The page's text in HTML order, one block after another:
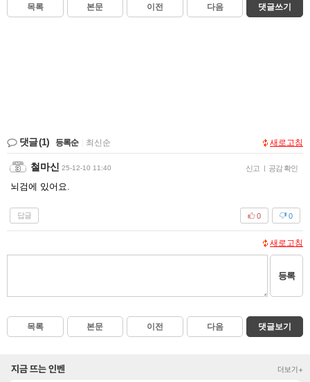
목록 본문 이전 다음 댓글쓰기
댓글(1) 등록순 최신순 새로고침
철마신 25-12-10 11:40 신고 | 공감 확인
뇌검에 있어요.
답글 0
0
새로고침
등록
목록 본문 이전 다음 댓글보기
지금 뜨는 인벤 더보기+